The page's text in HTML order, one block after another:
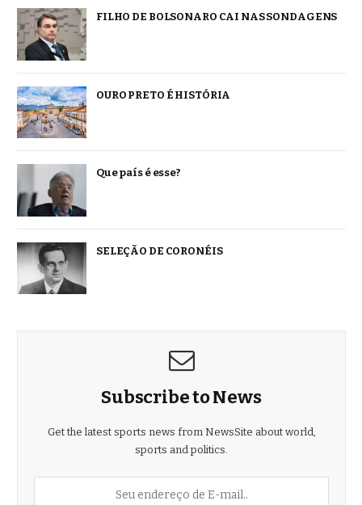
FILHO DE BOLSONARO CAI NAS SONDAGENS
OURO PRETO É HISTÓRIA
Que país é esse?
SELEÇÃO DE CORONÉIS
Subscribe to News
Get the latest sports news from NewsSite about world,
sports and politics.